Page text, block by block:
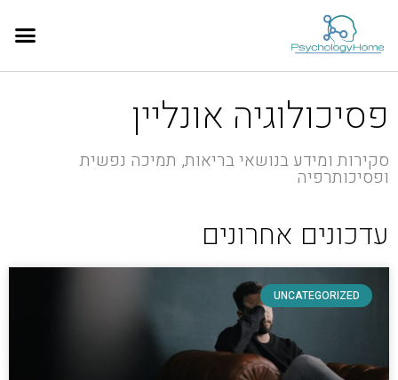
פסיכולוגיה אונליין
סקירות ומידע בנושאי בריאות, תמיכה נפשית
ופסיכותרפיה
עדכונים אחרונים
UNCATEGORIZED